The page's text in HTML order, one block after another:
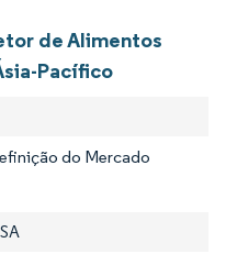
de Alimentos
Pacífico
do Mercado